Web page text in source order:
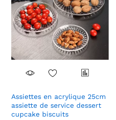
Assiettes en acrylique 25cm
assiette de service dessert
cupcake biscuits